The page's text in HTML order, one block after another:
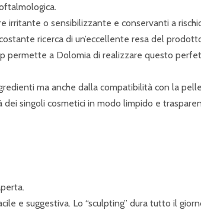
o sensibilizzante e conservanti a
ricerca di un’eccellente resa del
permette a Dolomia di realizzare questo
ma anche dalla compatibilità con la
singoli cosmetici in modo limpido e
e suggestiva. Lo “sculpting” dura tutto il